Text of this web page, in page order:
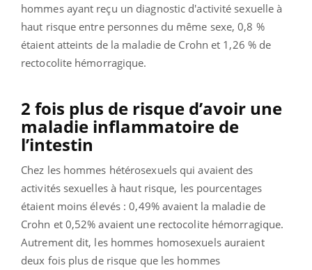
hommes ayant reçu un diagnostic d'activité sexuelle à
haut risque entre personnes du même sexe, 0,8 %
étaient atteints de la maladie de Crohn et 1,26 % de
rectocolite hémorragique.
2 fois plus de risque d’avoir une
maladie inflammatoire de
l’intestin
Chez les hommes hétérosexuels qui avaient des
activités sexuelles à haut risque, les pourcentages
étaient moins élevés : 0,49% avaient la maladie de
Crohn et 0,52% avaient une rectocolite hémorragique.
Autrement dit, les hommes homosexuels auraient
deux fois plus de risque que les hommes